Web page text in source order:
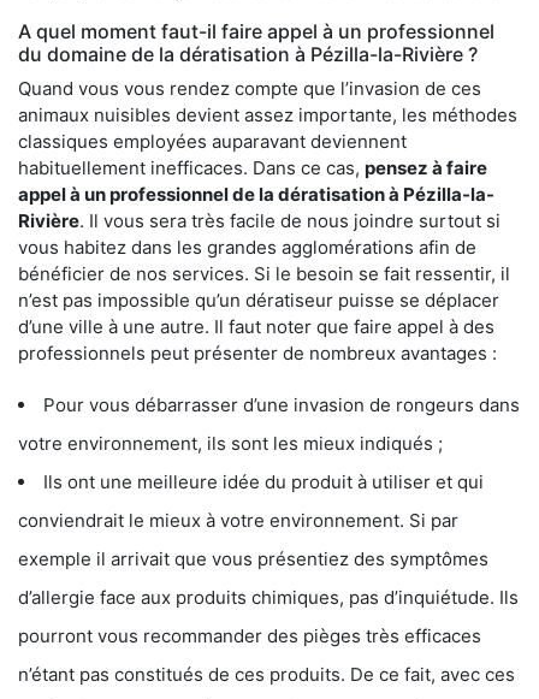
A quel moment faut-il faire appel à un professionnel
du domaine de la dératisation à Pézilla-la-Rivière ?
Quand vous vous rendez compte que l’invasion de ces
animaux nuisibles devient assez importante, les méthodes
classiques employées auparavant deviennent
habituellement inefficaces. Dans ce cas, pensez à faire
appel à un professionnel de la dératisation à Pézilla-la-
Rivière. Il vous sera très facile de nous joindre surtout si
vous habitez dans les grandes agglomérations afin de
bénéficier de nos services. Si le besoin se fait ressentir, il
n’est pas impossible qu’un dératiseur puisse se déplacer
d’une ville à une autre. Il faut noter que faire appel à des
professionnels peut présenter de nombreux avantages :
Pour vous débarrasser d’une invasion de rongeurs dans
votre environnement, ils sont les mieux indiqués ;
Ils ont une meilleure idée du produit à utiliser et qui
conviendrait le mieux à votre environnement. Si par
exemple il arrivait que vous présentiez des symptômes
d’allergie face aux produits chimiques, pas d’inquiétude. Ils
pourront vous recommander des pièges très efficaces
n’étant pas constitués de ces produits. De ce fait, avec ces